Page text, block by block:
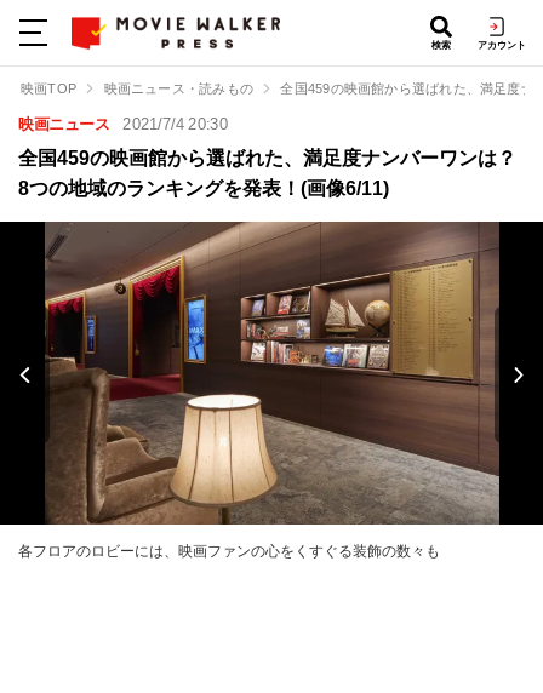
検索 アカウント
映画TOP 映画ニュース・読みもの 全国459の映画館から選ばれた、満足度ナ
映画ニュース 2021/7/4 20:30
全国459の映画館から選ばれた、満足度ナンバーワンは？
8つの地域のランキングを発表！(画像6/11)
各フロアのロビーには、映画ファンの心をくすぐる装飾の数々も